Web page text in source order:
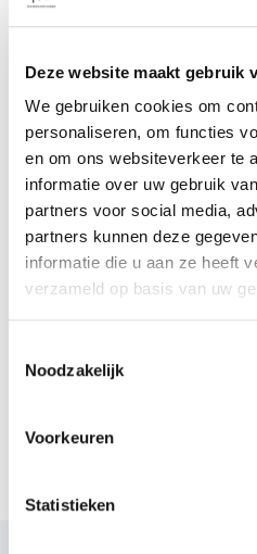
Deze website maakt gebruik
We gebruiken cookies om
personaliseren, om functies
en om ons websiteverkeer te
informatie over uw gebruik
partners voor social media,
partners kunnen deze
informatie die u aan ze heeft
verzameld op basis van uw
Noodzakelijk
Voorkeuren
Statistieken
Artikelnummer
41080
Merk
CO'COUTURE
SAND
Materiaal
5% ELASTANE 27% VISCOSE 68%